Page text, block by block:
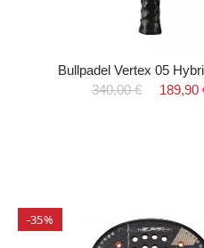
Bullpadel Vertex 05
340,00 €
189,90
-35%